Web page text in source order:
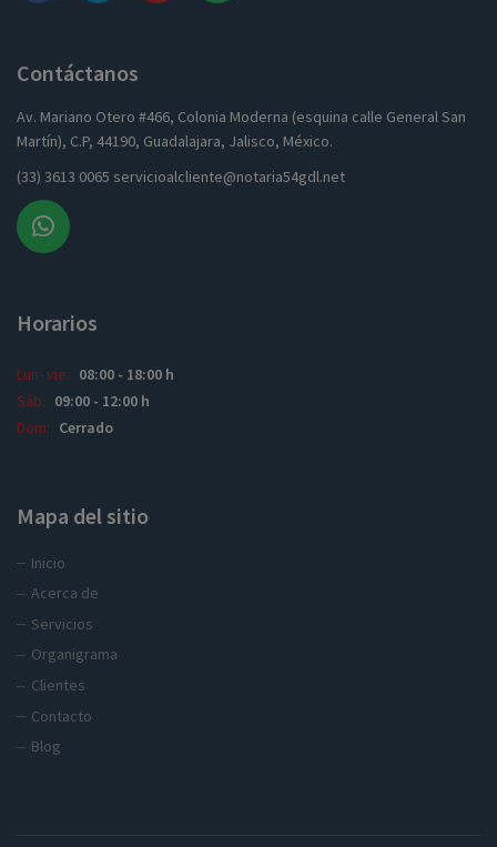
Contáctanos
Av. Mariano Otero #466, Colonia Moderna (esquina calle General San
Martín), C.P, 44190, Guadalajara, Jalisco, México.
(33) 3613 0065 servicioalcliente@notaria54gdl.net
Horarios
Lun- vie: 08:00 - 18:00 h
Sáb: 09:00 - 12:00 h
Dom: Cerrado
Mapa del sitio
Inicio
Acerca de
Servicios
Organigrama
Clientes
Contacto
Blog